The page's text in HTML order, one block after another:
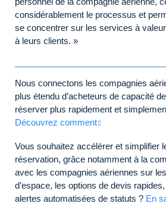
considérablement le processus et
se concentrer sur les services à valeur
à leurs clients. »
Nous connectons les compagnies
plus étendu d’acheteurs de capacité
réserver plus rapidement et
Découvrez comment
Vous souhaitez accélérer et simplifier
réservation, grâce notamment à la
avec les compagnies aériennes sur
d’espace, les options de devis
alertes automatisées de statuts ? En